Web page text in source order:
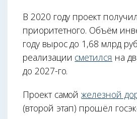
В 2020 году проект получил
приоритетного. Объём
году вырос до 1,68 млрд
реализации сметился на
до 2027-го.
Проект самойжелезной
(второй этап) прошёл